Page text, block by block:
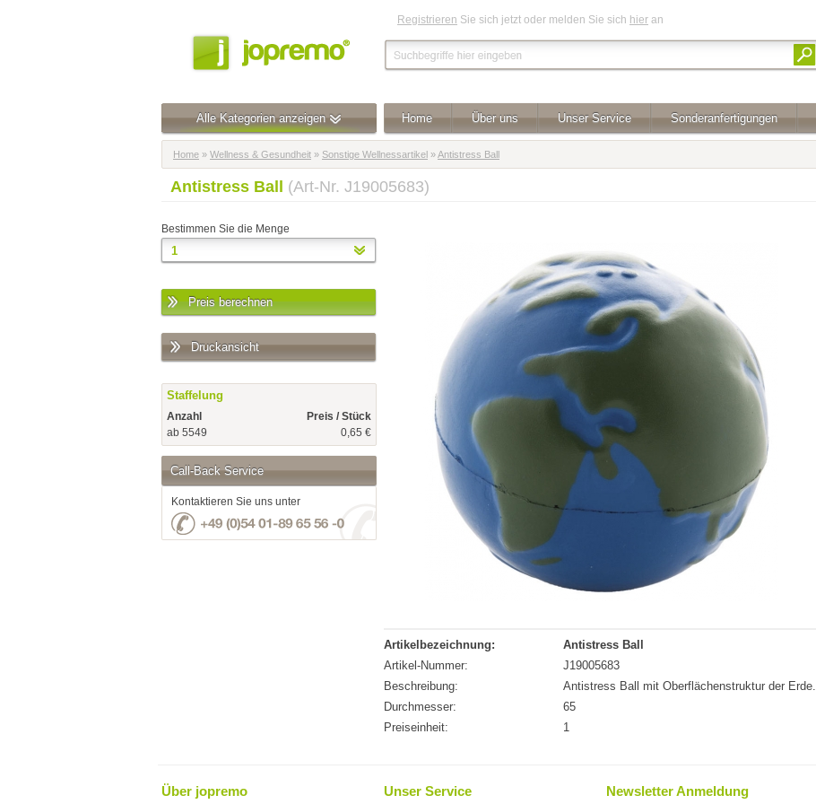
Registrieren Sie sich jetzt oder melden Sie sich hier an
Alle Kategorien anzeigen Home Über uns Unser Service Sonderanfertigungen
Home » Wellness & Gesundheit » Sonstige Wellnessartikel »Antistress Ball
Antistress Ball (Art-Nr. J19005683)
Bestimmen Sie die Menge
Preis berechnen
Druckansicht
Staffelung
Anzahl
Preis / Stück
ab 5549
0,65 €
Call-Back Service
Kontaktieren Sie uns unter
Artikelbezeichnung:
Antistress Ball
Artikel-Nummer:
J19005683
Beschreibung:
Antistress Ball mit Oberflächenstruktur der Erde.
Durchmesser:
65
Preiseinheit:
1
Über jopremo Unser Service Newsletter Anmeldung